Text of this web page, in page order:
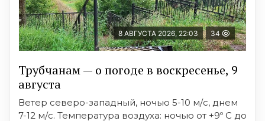
8 АВГУСТА 2026, 22:03 34
Трубчанам — о погоде в воскресенье, 9
августа
Ветер северо-западный, ночью 5-10 м/с, днем
7-12 м/с. Температура воздуха: ночью от +9º C до